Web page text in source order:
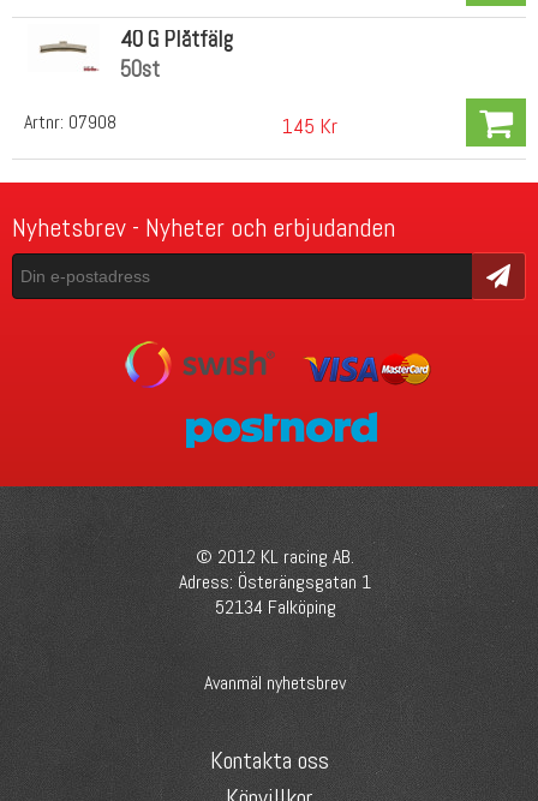
Artnr: 07908
40 G Plåtfälg
50st
145 Kr
Nyhetsbrev - Nyheter och erbjudanden
Skicka
© 2012 KL racing AB.
Adress: Österängsgatan 1
52134 Falköping
Avanmäl nyhetsbrev
Kontakta oss